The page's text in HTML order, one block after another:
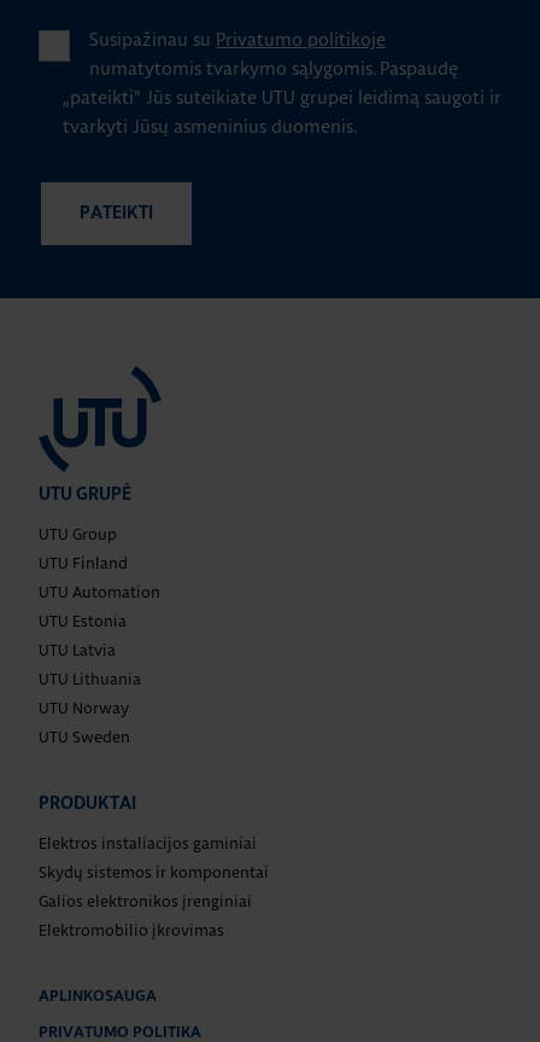
Susipažinau su Privatumo politikoje
numatytomis tvarkymo sąlygomis. Paspaudę
„pateikti" Jūs suteikiate UTU grupei leidimą saugoti ir
tvarkyti Jūsų asmeninius duomenis.
UTU GRUPĖ
UTU Group
UTU Finland
UTU Automation
UTU Estonia
UTU Latvia
UTU Lithuania
UTU Norway
UTU Sweden
PRODUKTAI
Elektros instaliacijos gaminiai
Skydų sistemos ir komponentai
Galios elektronikos įrenginiai
Elektromobilio įkrovimas
APLINKOSAUGA
PRIVATUMO POLITIKA